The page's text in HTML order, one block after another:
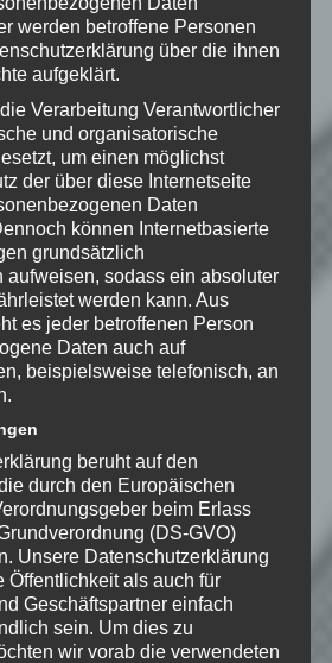
einen Kommentar
Adresse wird nicht
Erforderliche Felder
*markiert
*
*
werden betroffene Personen
über die ihnen
aufgeklärt.
Verarbeitung Verantwortlicher
und organisatorische
um einen möglichst
der über diese Internetseite
Daten
können Internetbasierte
grundsätzlich
aufweisen, sodass ein absoluter
werden kann. Aus
es jeder betroffenen Person
Daten auch auf
beispielsweise telefonisch, an
beruht auf den
durch den Europäischen
beim Erlass
(DS-GVO)
Unsere Datenschutzerklärung
Öffentlichkeit als auch für
Geschäftspartner einfach
sein. Um dies zu
wir vorab die verwendeten